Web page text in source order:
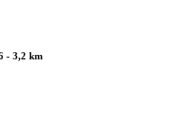
- 3,2 km